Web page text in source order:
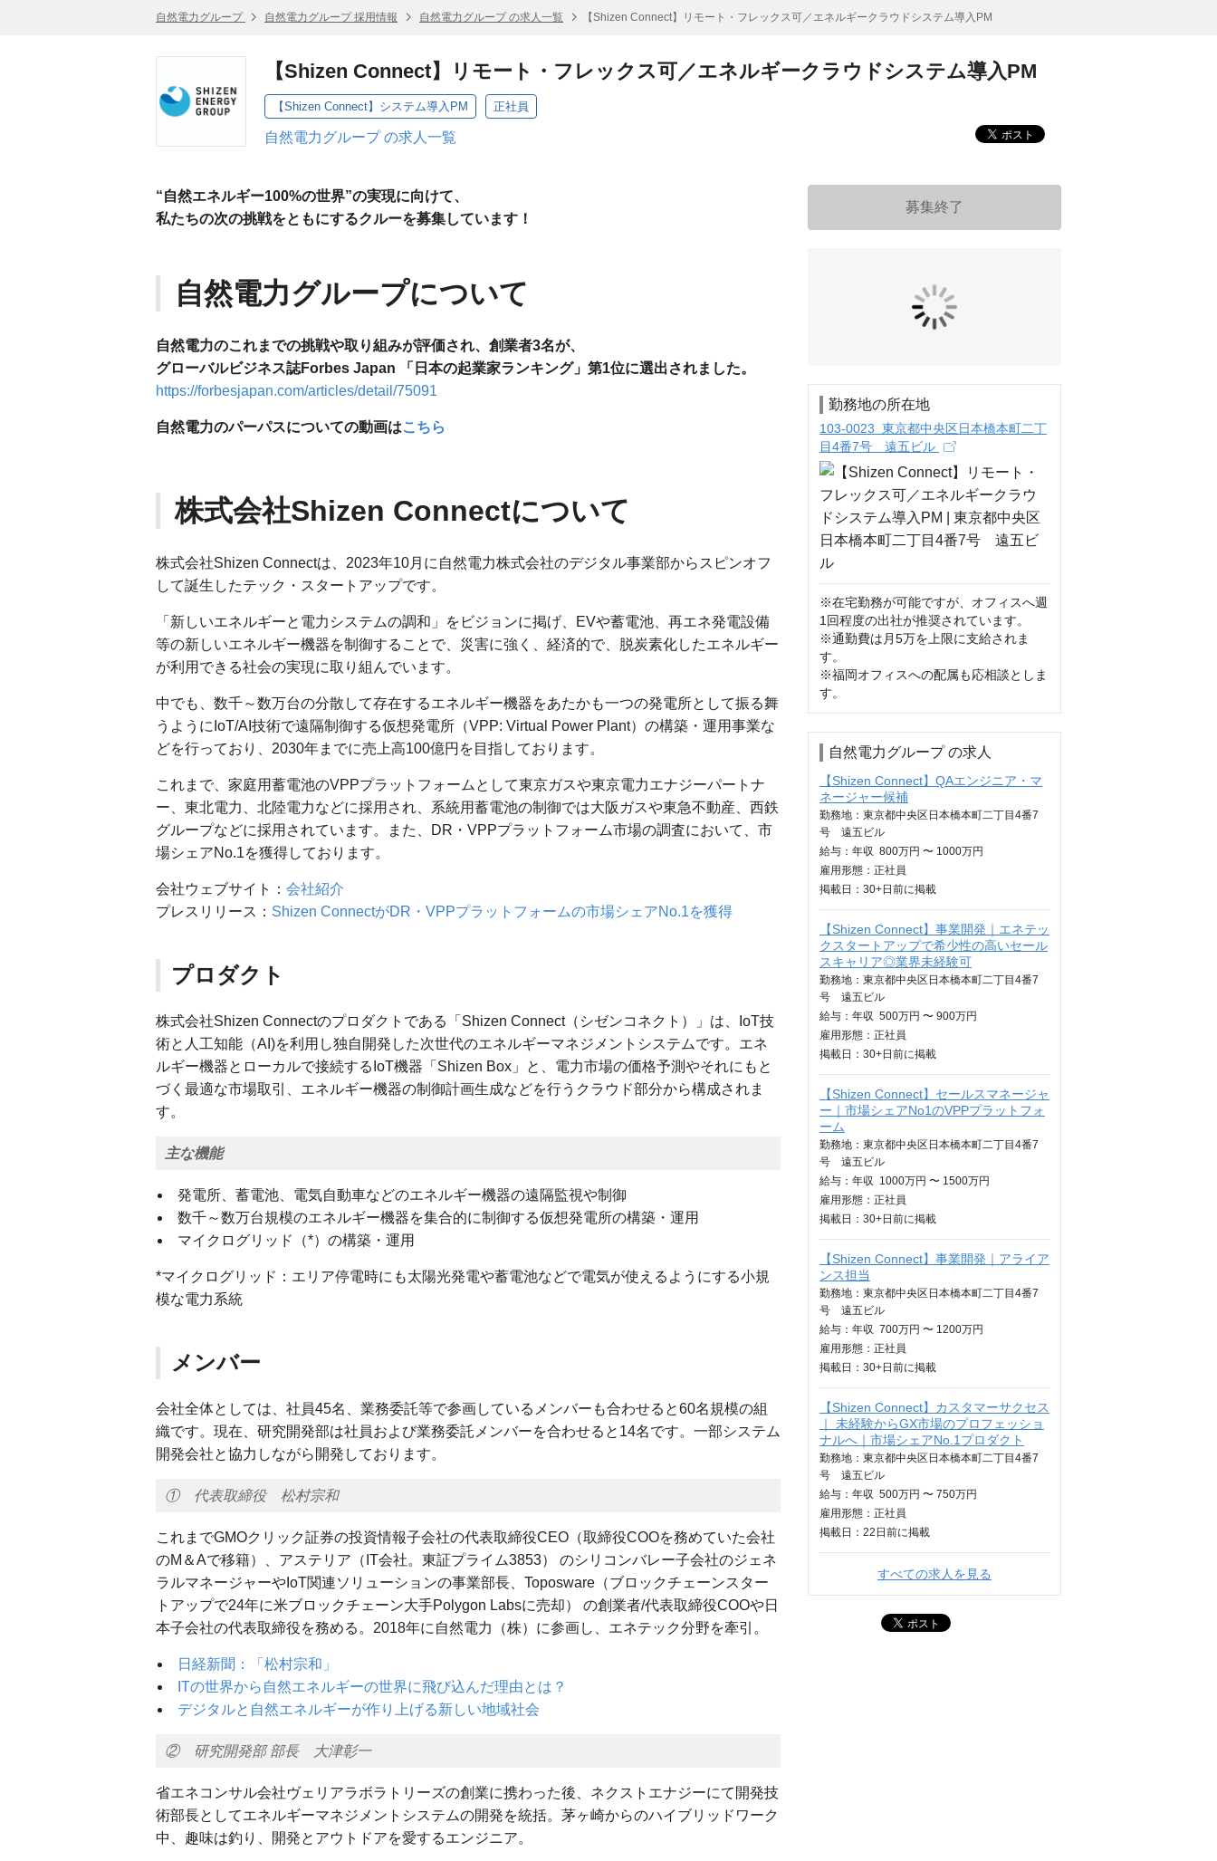
自然電力グループ 自然電力グループ 採用情報 自然電力グループ の求人一覧 【Shizen Connect】リモート・フレックス可／エネルギークラウドシステム導入PM
【Shizen Connect】リモート・フレックス可／エネルギークラウドシステム導入PM
【Shizen Connect】システム導入PM 正社員
自然電力グループ の求人一覧
“自然エネルギー100%の世界”の実現に向けて、
私たちの次の挑戦をともにするクルーを募集しています！
自然電力グループについて
自然電力のこれまでの挑戦や取り組みが評価され、創業者3名が、
グローバルビジネス誌Forbes Japan 「日本の起業家ランキング」第1位に選出されました。
https://forbesjapan.com/articles/detail/75091
自然電力のパーパスについての動画はこちら
株式会社Shizen Connectについて
株式会社Shizen Connectは、2023年10月に自然電力株式会社のデジタル事業部からスピンオフ
して誕生したテック・スタートアップです。
「新しいエネルギーと電力システムの調和」をビジョンに掲げ、EVや蓄電池、再エネ発電設備
等の新しいエネルギー機器を制御することで、災害に強く、経済的で、脱炭素化したエネルギー
が利用できる社会の実現に取り組んでいます。
中でも、数千～数万台の分散して存在するエネルギー機器をあたかも一つの発電所として振る舞
うようにIoT/AI技術で遠隔制御する仮想発電所（VPP: Virtual Power Plant）の構築・運用事業な
どを行っており、2030年までに売上高100億円を目指しております。
これまで、家庭用蓄電池のVPPプラットフォームとして東京ガスや東京電力エナジーパートナ
ー、東北電力、北陸電力などに採用され、系統用蓄電池の制御では大阪ガスや東急不動産、西鉄
グループなどに採用されています。また、DR・VPPプラットフォーム市場の調査において、市
場シェアNo.1を獲得しております。
会社ウェブサイト： 会社紹介
プレスリリース： Shizen ConnectがDR・VPPプラットフォームの市場シェアNo.1を獲得
プロダクト
株式会社Shizen Connectのプロダクトである「Shizen Connect（シゼンコネクト）」は、IoT技
術と人工知能（AI)を利用し独自開発した次世代のエネルギーマネジメントシステムです。エネ
ルギー機器とローカルで接続するIoT機器「Shizen Box」と、電力市場の価格予測やそれにもと
づく最適な市場取引、エネルギー機器の制御計画生成などを行うクラウド部分から構成されま
す。
主な機能
発電所、蓄電池、電気自動車などのエネルギー機器の遠隔監視や制御
数千～数万台規模のエネルギー機器を集合的に制御する仮想発電所の構築・運用
マイクログリッド（*）の構築・運用
*マイクログリッド：エリア停電時にも太陽光発電や蓄電池などで電気が使えるようにする小規
模な電力系統
メンバー
会社全体としては、社員45名、業務委託等で参画しているメンバーも合わせると60名規模の組
織です。現在、研究開発部は社員および業務委託メンバーを合わせると14名です。一部システム
開発会社と協力しながら開発しております。
① 代表取締役 松村宗和
これまでGMOクリック証券の投資情報子会社の代表取締役CEO（取締役COOを務めていた会社
のM＆Aで移籍）、アステリア（IT会社。東証プライム3853） のシリコンバレー子会社のジェネ
ラルマネージャーやIoT関連ソリューションの事業部長、Toposware（ブロックチェーンスター
トアップで24年に米ブロックチェーン大手Polygon Labsに売却） の創業者/代表取締役COOや日
本子会社の代表取締役を務める。2018年に自然電力（株）に参画し、エネテック分野を牽引。
日経新聞：「松村宗和」
ITの世界から自然エネルギーの世界に飛び込んだ理由とは？
デジタルと自然エネルギーが作り上げる新しい地域社会
② 研究開発部 部長 大津彰一
省エネコンサル会社ヴェリアラボラトリーズの創業に携わった後、ネクストエナジーにて開発技
術部長としてエネルギーマネジメントシステムの開発を統括。茅ヶ崎からのハイブリッドワーク
中、趣味は釣り、開発とアウトドアを愛するエンジニア。
募集終了
勤務地の所在地
103-0023 東京都中央区日本橋本町二丁
目4番7号 遠五ビル
※在宅勤務が可能ですが、オフィスへ週
1回程度の出社が推奨されています。
※通勤費は月5万を上限に支給されま
す。
※福岡オフィスへの配属も応相談としま
す。
自然電力グループ の求人
【Shizen Connect】QAエンジニア・マ
ネージャー候補
勤務地：東京都中央区日本橋本町二丁目4番7
号 遠五ビル
給与： 年収 800万円 〜 1000万円
雇用形態：正社員
掲載日： 30+日 前に掲載
【Shizen Connect】事業開発｜エネテッ
クスタートアップで希少性の高いセール
スキャリア◎業界未経験可
勤務地：東京都中央区日本橋本町二丁目4番7
号 遠五ビル
給与： 年収 500万円 〜 900万円
雇用形態：正社員
掲載日： 30+日 前に掲載
【Shizen Connect】セールスマネージャ
ー｜市場シェアNo1のVPPプラットフォ
ーム
勤務地：東京都中央区日本橋本町二丁目4番7
号 遠五ビル
給与： 年収 1000万円 〜 1500万円
雇用形態：正社員
掲載日： 30+日 前に掲載
【Shizen Connect】事業開発｜アライア
ンス担当
勤務地：東京都中央区日本橋本町二丁目4番7
号 遠五ビル
給与： 年収 700万円 〜 1200万円
雇用形態：正社員
掲載日： 30+日 前に掲載
【Shizen Connect】カスタマーサクセス
｜ 未経験からGX市場のプロフェッショ
ナルへ｜市場シェアNo.1プロダクト
勤務地：東京都中央区日本橋本町二丁目4番7
号 遠五ビル
給与： 年収 500万円 〜 750万円
雇用形態：正社員
掲載日： 22日 前に掲載
すべての求人を見る